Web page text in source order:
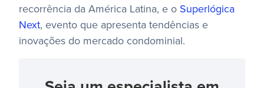
recorrência da América Latina, e o Superlógica
Next, evento que apresenta tendências e
inovações do mercado condominial.